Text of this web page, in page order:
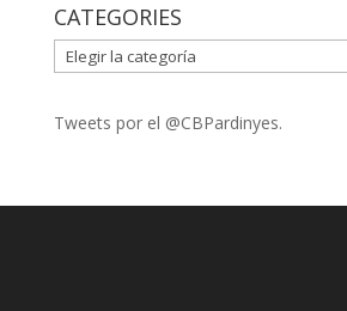
CATEGORIES
CATEGORIES
Tweets por el @CBPardinyes.